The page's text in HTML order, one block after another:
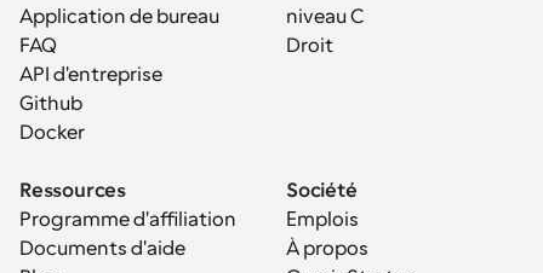
Application de bureau
FAQ
API d'entreprise
Github
Docker
niveau C
Droit
Ressources
Programme d'affiliation
Documents d'aide
Société
Emplois
À propos